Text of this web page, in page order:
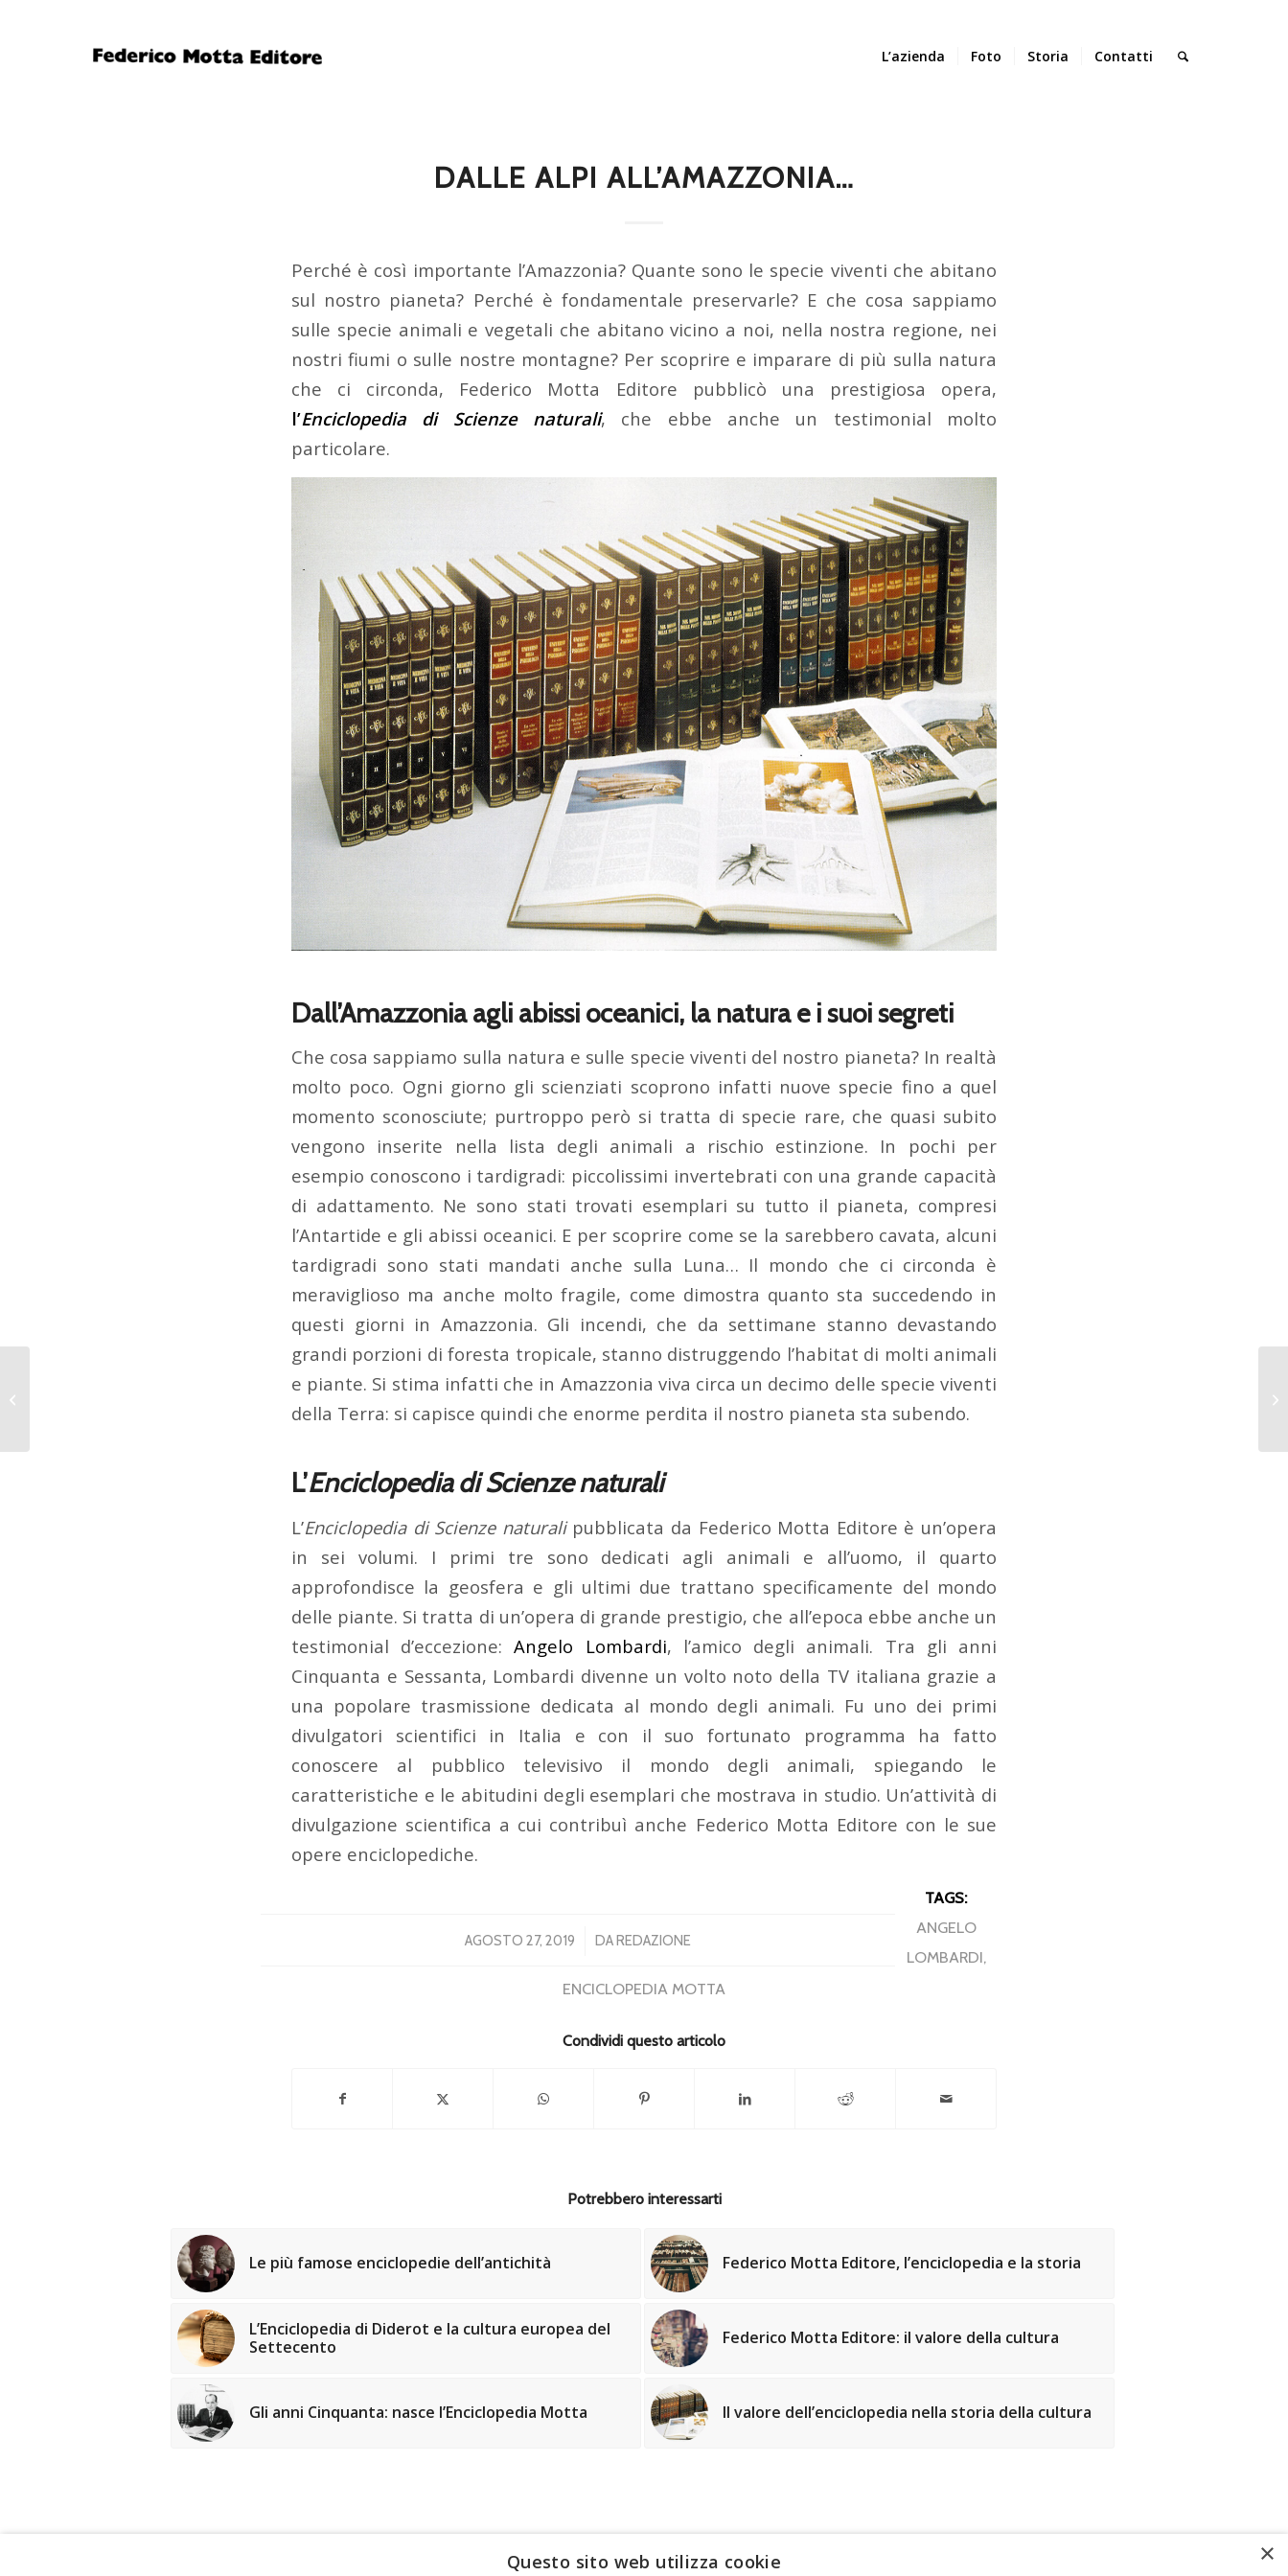
L’azienda Foto Storia Contatti
DALLE ALPI ALL’AMAZZONIA…
Perché è così importante l’Amazzonia? Quante sono le specie viventi che abitano
sul nostro pianeta? Perché è fondamentale preservarle? E che cosa sappiamo
sulle specie animali e vegetali che abitano vicino a noi, nella nostra regione, nei
nostri fiumi o sulle nostre montagne? Per scoprire e imparare di più sulla natura
che ci circonda, Federico Motta Editore pubblicò una prestigiosa opera,
l’Enciclopedia di Scienze naturali, che ebbe anche un testimonial molto
particolare.
Dall’Amazzonia agli abissi oceanici, la natura e i suoi segreti
Che cosa sappiamo sulla natura e sulle specie viventi del nostro pianeta? In realtà
molto poco. Ogni giorno gli scienziati scoprono infatti nuove specie fino a quel
momento sconosciute; purtroppo però si tratta di specie rare, che quasi subito
vengono inserite nella lista degli animali a rischio estinzione. In pochi per
esempio conoscono i tardigradi: piccolissimi invertebrati con una grande capacità
di adattamento. Ne sono stati trovati esemplari su tutto il pianeta, compresi
l’Antartide e gli abissi oceanici. E per scoprire come se la sarebbero cavata, alcuni
tardigradi sono stati mandati anche sulla Luna… Il mondo che ci circonda è
meraviglioso ma anche molto fragile, come dimostra quanto sta succedendo in
questi giorni in Amazzonia. Gli incendi, che da settimane stanno devastando
grandi porzioni di foresta tropicale, stanno distruggendo l’habitat di molti animali
e piante. Si stima infatti che in Amazzonia viva circa un decimo delle specie viventi
della Terra: si capisce quindi che enorme perdita il nostro pianeta sta subendo.
L’Enciclopedia di Scienze naturali
L’Enciclopedia di Scienze naturalipubblicata da Federico Motta Editore è un’opera
in sei volumi. I primi tre sono dedicati agli animali e all’uomo, il quarto
approfondisce la geosfera e gli ultimi due trattano specificamente del mondo
delle piante. Si tratta di un’opera di grande prestigio, che all’epoca ebbe anche un
testimonial d’eccezione:Angelo Lombardi, l’amico degli animali. Tra gli anni
Cinquanta e Sessanta, Lombardi divenne un volto noto della TV italiana grazie a
una popolare trasmissione dedicata al mondo degli animali. Fu uno dei primi
divulgatori scientifici in Italia e con il suo fortunato programma ha fatto
conoscere al pubblico televisivo il mondo degli animali, spiegando le
caratteristiche e le abitudini degli esemplari che mostrava in studio. Un’attività di
divulgazione scientifica a cui contribuì anche Federico Motta Editore con le sue
opere enciclopediche.
AGOSTO 27, 2019
/ DA REDAZIONE
TAGS:
ANGELO
LOMBARDI,
ENCICLOPEDIA MOTTA
Condividi questo articolo
Potrebbero interessarti
Le più famose enciclopedie dell’antichità Federico Motta Editore, l’enciclopedia e la storia
L’Enciclopedia di Diderot e la cultura europea del
Settecento
Federico Motta Editore: il valore della cultura
Gli anni Cinquanta: nasce l’Enciclopedia Motta Il valore dell’enciclopedia nella storia della cultura
×
Questo sito web utilizza cookie